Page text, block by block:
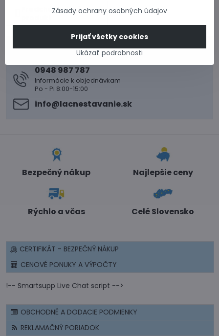
Predchádzajúci
0917 969 003
Technické poradenstvo
0948 987 787
Informácie k objednávkam
Po - Pi 8:00-15:00
info​@lacnestavanie​.sk
Bezpečný nákup Najlepšie ceny
Rýchlo a včas Celé Slovensko
CERTIFIKÁT - BEZPEČNÝ NÁKUP
CENOVÉ PONUKY A VÝPOČTY
!-- Smartsupp Live Chat script -->
OBCHODNÉ A DODACIE PODMIENKY
REKLAMAČNÝ PORIADOK
Zásady ochrany osobných údajov
Ukázať podrobnosti
Prijať všetky cookies